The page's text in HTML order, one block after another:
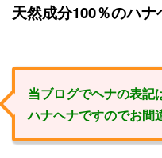
天然成分100％のハ
当ブログでヘナの表記
ハナヘナですのでお間